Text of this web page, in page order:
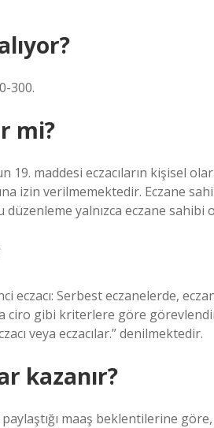
300.
mi?
19. maddesi eczacıların kişisel
izin verilmemektedir. Eczane
yalnızca eczane sahibi
eczacı: Serbest eczanelerde,
ciro gibi kriterlere göre
veya eczacılar.” denilmektedir.
kazanır?
maaş beklentilerine